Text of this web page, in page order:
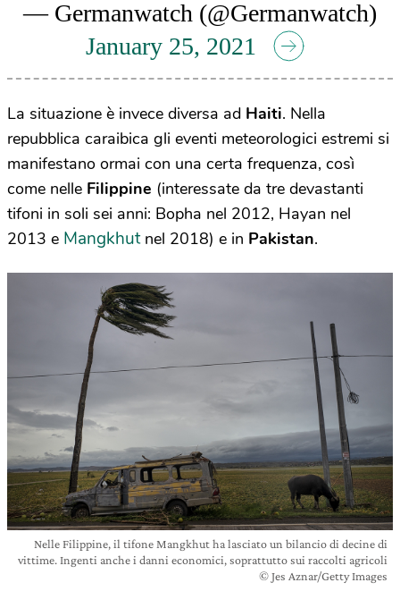
— Germanwatch (@Germanwatch)
January 25, 2021
La situazione è invece diversa ad Haiti. Nella
repubblica caraibica gli eventi meteorologici estremi si
manifestano ormai con una certa frequenza, così
come nelle Filippine (interessate da tre devastanti
tifoni in soli sei anni: Bopha nel 2012, Hayan nel
2013 e Mangkhutnel 2018) e in Pakistan.
Nelle Filippine, il tifone Mangkhut ha lasciato un bilancio di decine di
vittime. Ingenti anche i danni economici, soprattutto sui raccolti agricoli
© Jes Aznar/Getty Images